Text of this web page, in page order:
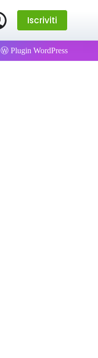
Iscriviti
Ⓦ Plugin WordPress